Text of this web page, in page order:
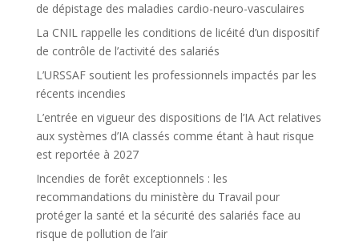
de dépistage des maladies cardio-neuro-vasculaires
La CNIL rappelle les conditions de licéité d’un dispositif
de contrôle de l’activité des salariés
L’URSSAF soutient les professionnels impactés par les
récents incendies
L’entrée en vigueur des dispositions de l’IA Act relatives
aux systèmes d’IA classés comme étant à haut risque
est reportée à 2027
Incendies de forêt exceptionnels : les
recommandations du ministère du Travail pour
protéger la santé et la sécurité des salariés face au
risque de pollution de l’air